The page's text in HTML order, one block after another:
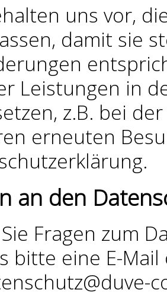
uns vor,
damit sie
Leistungen in
z.B. bei
erneuten
an den
Fragen zum
bitte eine E-